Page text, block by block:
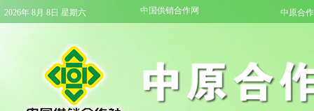
2026年 8月 8日 星期六 中国供销合作网 中原合